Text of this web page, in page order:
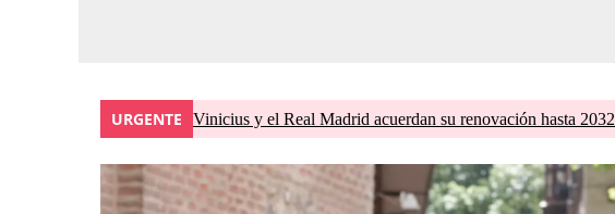
URGENTE Vinicius y el Real Madrid acuerdan su renovación hasta 2032